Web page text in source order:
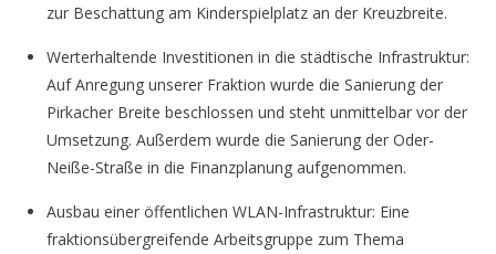
zur Beschattung am Kinderspielplatz an der Kreuzbreite.
Werterhaltende Investitionen in die städtische Infrastruktur:
Auf Anregung unserer Fraktion wurde die Sanierung der
Pirkacher Breite beschlossen und steht unmittelbar vor der
Umsetzung. Außerdem wurde die Sanierung der Oder-
Neiße-Straße in die Finanzplanung aufgenommen.
Ausbau einer öffentlichen WLAN-Infrastruktur: Eine
fraktionsübergreifende Arbeitsgruppe zum Thema